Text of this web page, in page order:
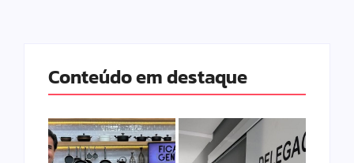
Conteúdo em destaque